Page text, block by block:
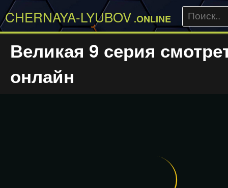
CHERNAYA-LYUBOV .ONLINE
Великая 9 серия
онлайн